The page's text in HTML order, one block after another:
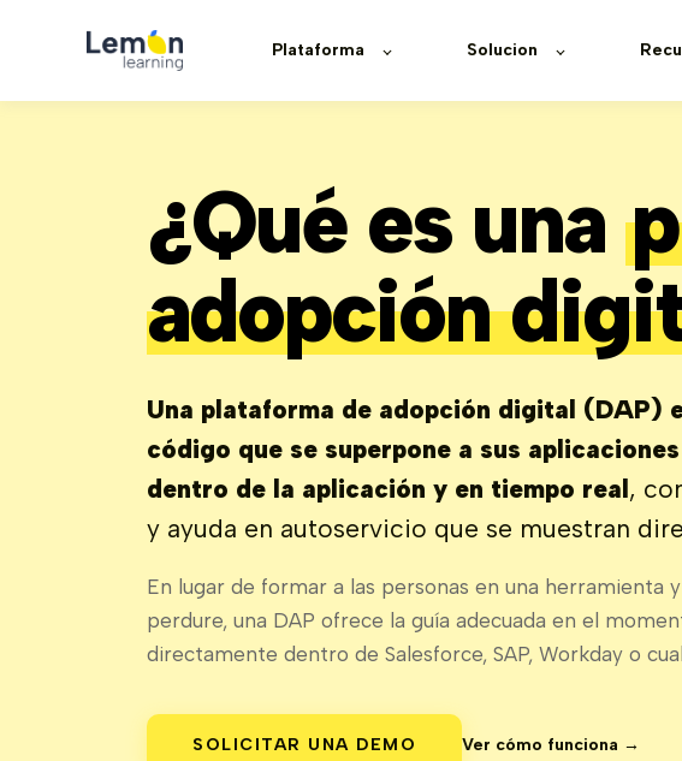
Plataforma Solucion
¿Qué es una
adopción
Una plataforma de adopción digital (DAP)
código que se superpone a sus
dentro de la aplicación y en tiempo real,
y ayuda en autoservicio que se muestran
En lugar de formar a las personas en una herramienta
perdure, una DAP ofrece la guía adecuada en el
directamente dentro de Salesforce, SAP, Workday o
SOLICITAR UNA DEMO Ver cómo funciona →